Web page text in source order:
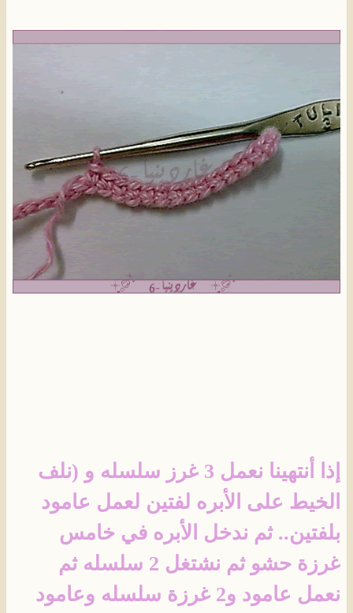
إذا أنتهينا نعمل 3 غرز سلسله و (نلف
الخيط على الأبره لفتين لعمل عامود
بلفتين.. ثم ندخل الأبره في خامس
غرزة حشو ثم نشتغل 2 سلسله ثم
نعمل عامود و2 غرزة سلسله وعامود